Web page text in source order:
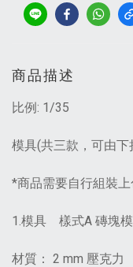
商品描述
比例: 1/35
模具(共三款，可由下
*商品需要自行組裝
1.模具 樣式A 磚塊
材質： 2 mm 壓克力